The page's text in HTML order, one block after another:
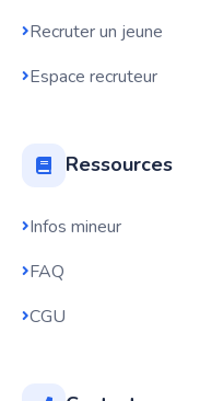
Recruter un jeune
Espace recruteur
Ressources
Infos mineur
FAQ
CGU